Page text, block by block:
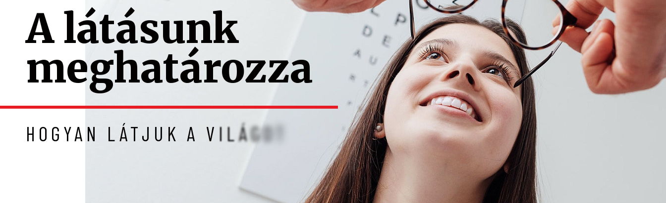
Alátásunk
meghatározza
H O G YA N L ÁTJ U K A V I LÁGO